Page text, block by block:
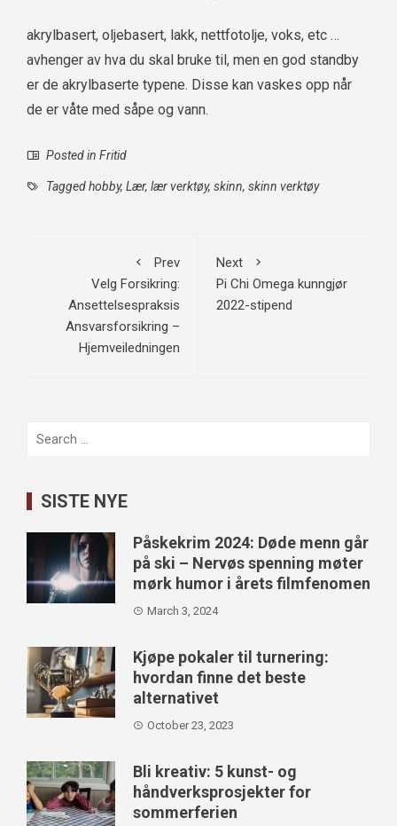
akrylbasert, oljebasert, lakk, nettfotolje, voks, etc …
avhenger av hva du skal bruke til, men en god standby
er de akrylbaserte typene. Disse kan vaskes opp når
de er våte med såpe og vann.
Posted in Fritid
Taggedhobby, Lær, lær verktøy, skinn, skinn verktøy
Prev
Velg Forsikring:
Ansettelsespraksis
Ansvarsforsikring –
Hjemveiledningen
Next
Pi Chi Omega kunngjør
2022-stipend
Search
SISTE NYE
Påskekrim 2024: Døde menn går
på ski – Nervøs spenning møter
mørk humor i årets filmfenomen
March 3, 2024
Kjøpe pokaler til turnering:
hvordan finne det beste
alternativet
October 23, 2023
Bli kreativ: 5 kunst- og
håndverksprosjekter for
sommerferien